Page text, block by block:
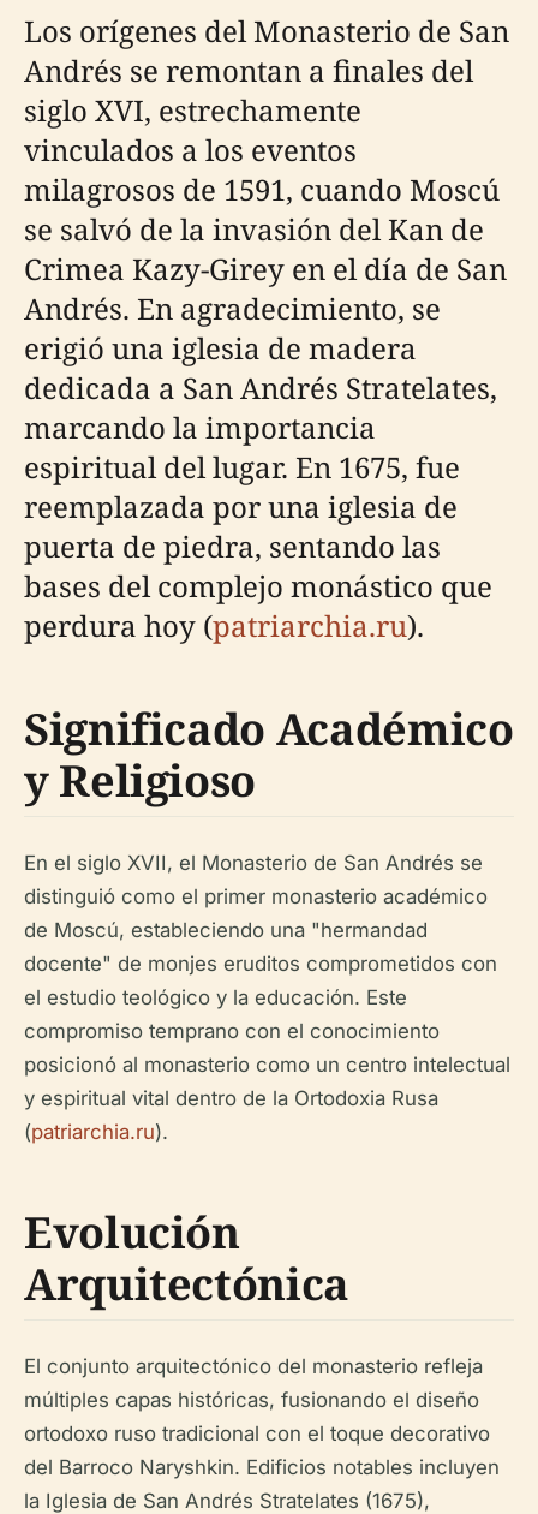
Los orígenes del Monasterio de San
Andrés se remontan a finales del
siglo XVI, estrechamente
vinculados a los eventos
milagrosos de 1591, cuando Moscú
se salvó de la invasión del Kan de
Crimea Kazy-Girey en el día de San
Andrés. En agradecimiento, se
erigió una iglesia de madera
dedicada a San Andrés Stratelates,
marcando la importancia
espiritual del lugar. En 1675, fue
reemplazada por una iglesia de
puerta de piedra, sentando las
bases del complejo monástico que
perdura hoy (patriarchia.ru).
Significado Académico
y Religioso
En el siglo XVII, el Monasterio de San Andrés se
distinguió como el primer monasterio académico
de Moscú, estableciendo una "hermandad
docente" de monjes eruditos comprometidos con
el estudio teológico y la educación. Este
compromiso temprano con el conocimiento
posicionó al monasterio como un centro intelectual
y espiritual vital dentro de la Ortodoxia Rusa
(patriarchia.ru).
Evolución
Arquitectónica
El conjunto arquitectónico del monasterio refleja
múltiples capas históricas, fusionando el diseño
ortodoxo ruso tradicional con el toque decorativo
del Barroco Naryshkin. Edificios notables incluyen
la Iglesia de San Andrés Stratelates (1675),